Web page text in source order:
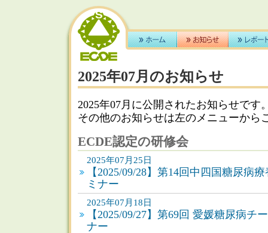
2025年07月のお知らせ
2025年07月に公開されたお知らせです
その他のお知らせは左のメニューから
ECDE認定の研修会
2025年07月25日
【2025/09/28】第14回中四国糖尿病
ミナー
2025年07月18日
【2025/09/27】第69回 愛媛糖尿病チ
ナー